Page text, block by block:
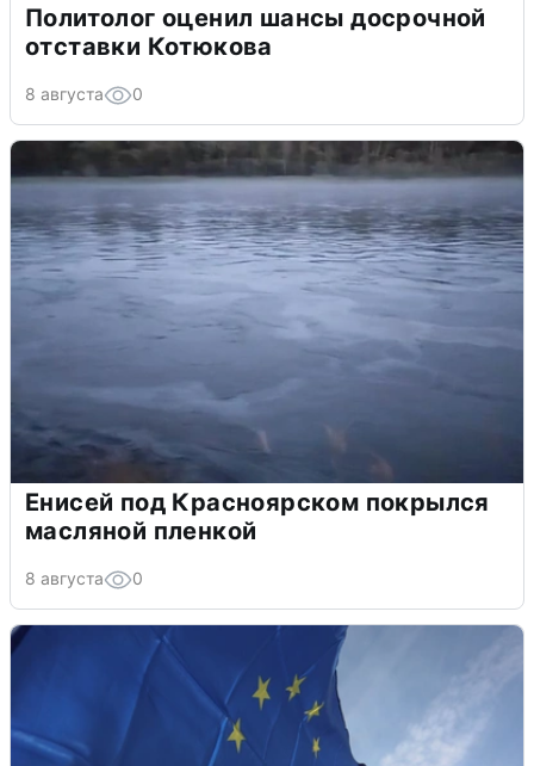
Политолог оценил шансы досрочной
отставки Котюкова
8 августа 0
Енисей под Красноярском покрылся
масляной пленкой
8 августа 0